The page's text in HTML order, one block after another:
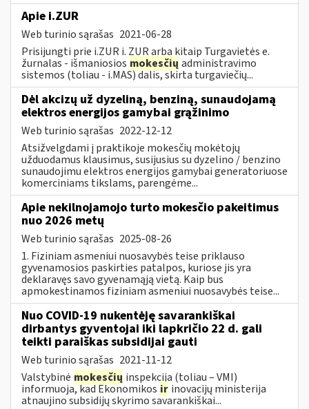
Apie i.ZUR
Web turinio sąrašas 2021-06-28
Prisijungti prie i.ZUR i. ZUR arba kitaip Turgavietės e.
žurnalas - išmaniosios mokesčių administravimo
sistemos (toliau - i.MAS) dalis, skirta turgaviečių...
Dėl akcizų už dyzeliną, benziną, sunaudojamą
elektros energijos gamybai grąžinimo
Web turinio sąrašas 2022-12-12
Atsižvelgdami į praktikoje mokesčių mokėtojų
užduodamus klausimus, susijusius su dyzelino / benzino
sunaudojimu elektros energijos gamybai generatoriuose
komerciniams tikslams, parengėme...
Apie nekilnojamojo turto mokesčio pakeitimus
nuo 2026 metų
Web turinio sąrašas 2025-08-26
1. Fiziniam asmeniui nuosavybės teise priklauso
gyvenamosios paskirties patalpos, kuriose jis yra
deklaravęs savo gyvenamąją vietą. Kaip bus
apmokestinamos fiziniam asmeniui nuosavybės teise...
Nuo COVID-19 nukentėję savarankiškai
dirbantys gyventojai iki lapkričio 22 d. gali
teikti paraiškas subsidijai gauti
Web turinio sąrašas 2021-11-12
Valstybinė mokesčių inspekcija (toliau – VMI)
informuoja, kad Ekonomikos ir inovacijų ministerija
atnaujino subsidijų skyrimo savarankiškai...